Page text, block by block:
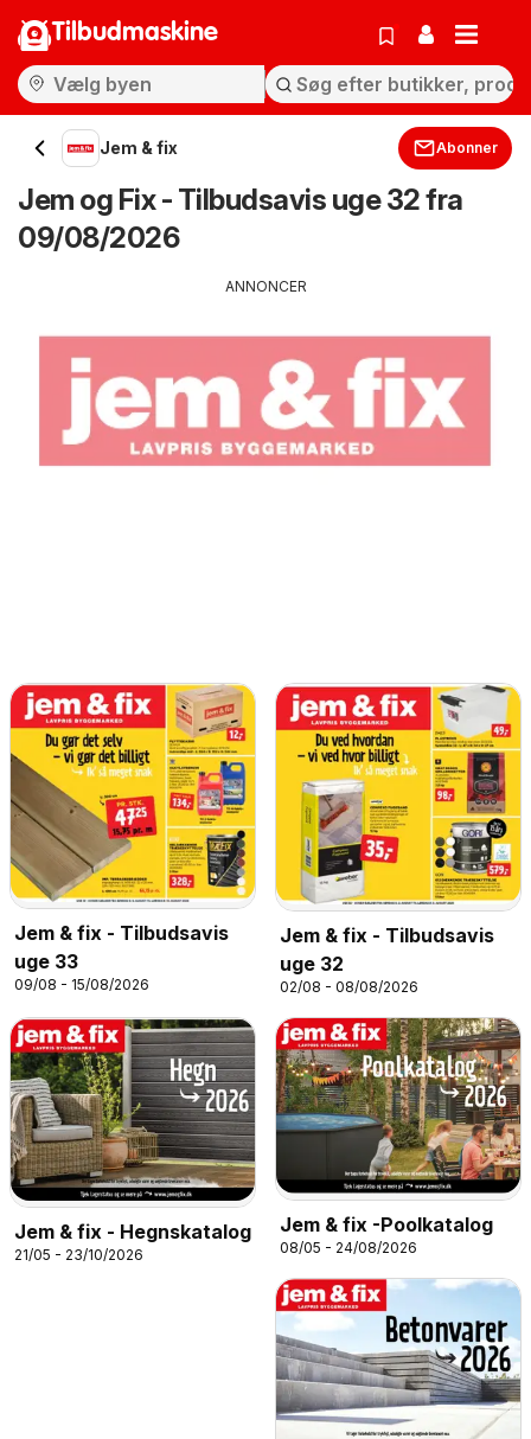
Tilbudmaskine
Jem & fix Abonner
Jem og Fix - Tilbudsavis uge 32 fra
09/08/2026
ANNONCER
Jem & fix - Tilbudsavis
uge 33
09/08 - 15/08/2026
Jem & fix - Tilbudsavis
uge 32
02/08 - 08/08/2026
Jem & fix - Hegnskatalog
21/05 - 23/10/2026
Jem & fix -Poolkatalog
08/05 - 24/08/2026